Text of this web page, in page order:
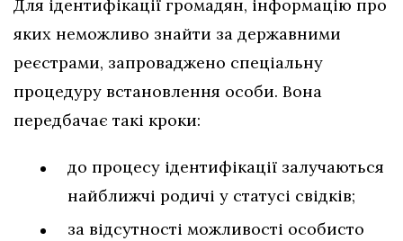
Для ідентифікації громадян, інформацію про
яких неможливо знайти за державними
реєстрами, запроваджено спеціальну
процедуру встановлення особи. Вона
передбачає такі кроки:
до процесу ідентифікації залучаються
найближчі родичі у статусі свідків;
за відсутності можливості особисто